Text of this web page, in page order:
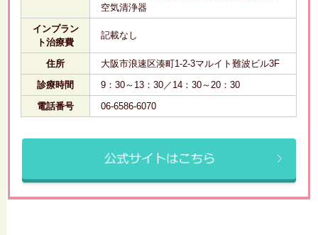
空気清浄器
インプラン
ト治療費
記載なし
住所
大阪市浪速区湊町1-2-3マルイト難波ビル3F
診療時間
9：30～13：30／14：30～20：30
電話番号
06-6586-6070